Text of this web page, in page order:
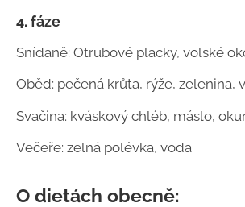
4. fáze
Snídaně: Otrubové placky, volské
Oběd: pečená krůta, rýže, zelenina,
Svačina: kváskový chléb, máslo,
Večeře: zelná polévka, voda
O dietách obecně: